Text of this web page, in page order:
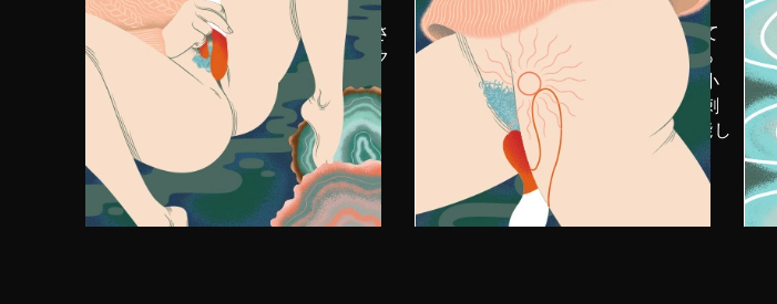
LELOを体に塗り、INA™ 3を逆さ
に持って、小さい方のアームをク
リトリスに当てて体を慣らしま
大きい方のアームは下向きにして
Gスポットに強く当てるか、ゆっ
くりと挿入しましょう。同時に小
さい方のアームでクリトリスを刺
激して、2つの快感を同時に堪能し
ましょう。